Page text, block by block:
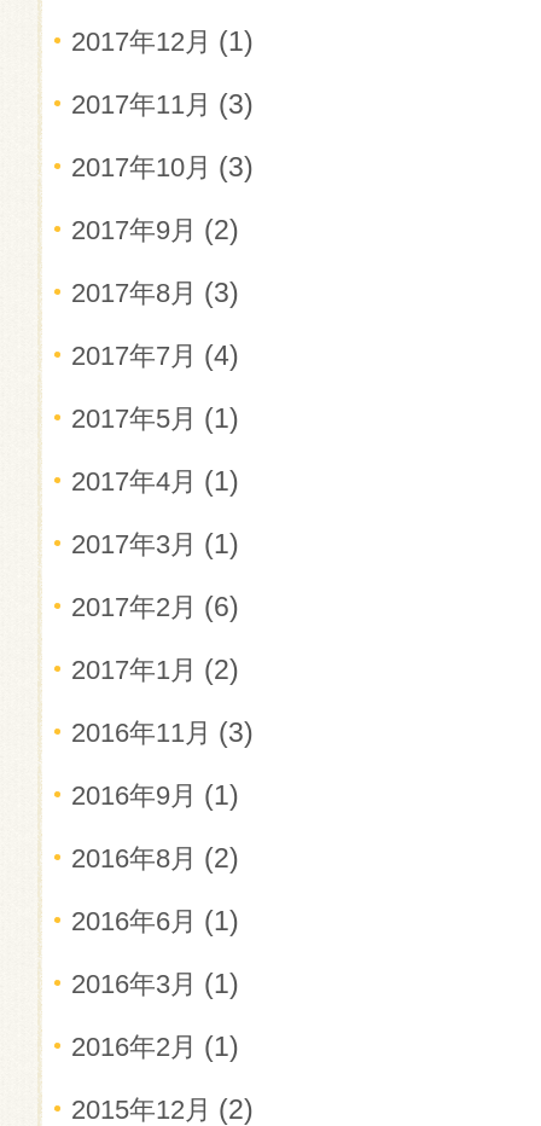
2017年12月 (1)
2017年11月 (3)
2017年10月 (3)
2017年9月 (2)
2017年8月 (3)
2017年7月 (4)
2017年5月 (1)
2017年4月 (1)
2017年3月 (1)
2017年2月 (6)
2017年1月 (2)
2016年11月 (3)
2016年9月 (1)
2016年8月 (2)
2016年6月 (1)
2016年3月 (1)
2016年2月 (1)
2015年12月 (2)